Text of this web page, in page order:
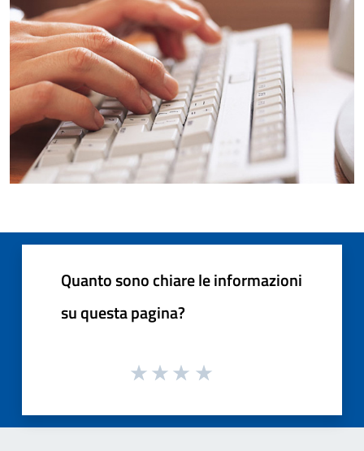
Quanto sono chiare le informazioni
su questa pagina?